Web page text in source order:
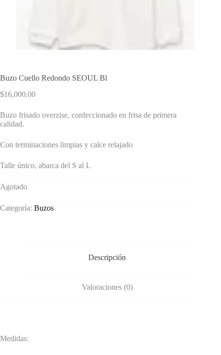
Buzo Cuello Redondo SEOUL Bl
$16,000.00
Buzo frisado overzise, confeccionado en frisa de primera
calidad.
Con terminaciones limpias y calce relajado
Talle único, abarca del S al L
Agotado
Categoría: Buzos
Descripción
Valoraciones (0)
Medidas: